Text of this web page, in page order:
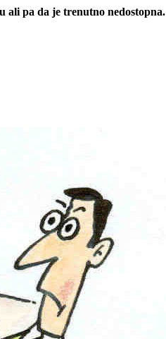
ali pa da je trenutno nedostopna.